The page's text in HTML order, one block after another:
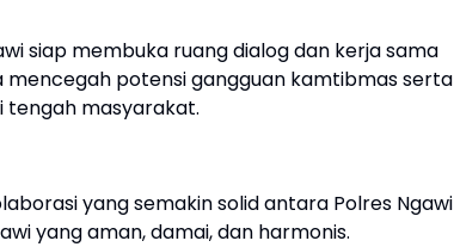
siap membuka ruang dialog dan kerja sama
potensi gangguan kamtibmas serta
tengah masyarakat.
yang semakin solid antara Polres Ngawi
yang aman, damai, dan harmonis.